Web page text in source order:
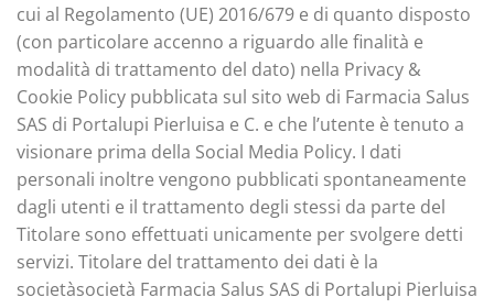
cui al Regolamento (UE) 2016/679 e di quanto disposto
(con particolare accenno a riguardo alle finalità e
modalità di trattamento del dato) nella Privacy &
Cookie Policy pubblicata sul sito web di Farmacia Salus
SAS di Portalupi Pierluisa e C. e che l’utente è tenuto a
visionare prima della Social Media Policy. I dati
personali inoltre vengono pubblicati spontaneamente
dagli utenti e il trattamento degli stessi da parte del
Titolare sono effettuati unicamente per svolgere detti
servizi. Titolare del trattamento dei dati è la
societàsocietà Farmacia Salus SAS di Portalupi Pierluisa